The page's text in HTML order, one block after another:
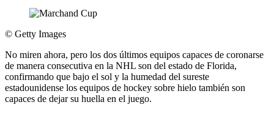
© Getty Images
No miren ahora, pero los dos últimos equipos capaces de coronarse
de manera consecutiva en la NHL son del estado de Florida,
confirmando que bajo el sol y la humedad del sureste
estadounidense los equipos de hockey sobre hielo también son
capaces de dejar su huella en el juego.